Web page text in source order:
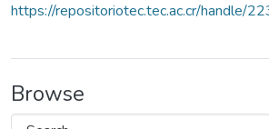
https://repositoriotec.tec.ac.cr/handle/
Browse